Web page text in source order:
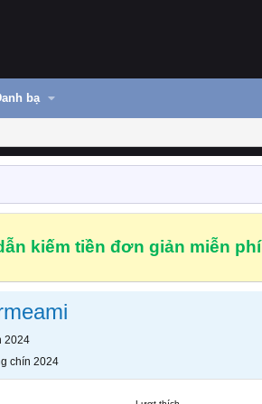
bạ
kiếm tiền đơn giản miễn phí
2024
chín 2024